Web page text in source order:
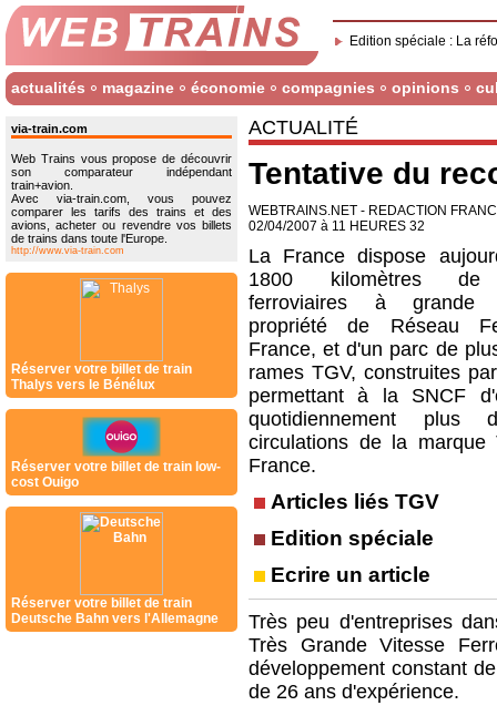
Edition spéciale : La
actualités magazine économie compagnies opinions
via-train.com
Web Trains vous propose de découvrir
son comparateur indépendant
train+avion.
Avec via-train.com, vous pouvez
comparer les tarifs des trains et des
avions, acheter ou revendre vos billets
de trains dans toute l'Europe.
http://www.via-train.com
Réserver votre billet de train
Thalys vers le Bénélux
Réserver votre billet de train low-
cost Ouigo
Réserver votre billet de train
Deutsche Bahn vers l'Allemagne
ACTUALITÉ
Tentative du
WEBTRAINS.NET - REDACTION
02/04/2007 à 11 HEURES 32
La France dispose
1800 kilomètres de
ferroviaires à grande
propriété de Réseau
France, et d'un parc de
rames TGV, construites
permettant à la SNCF
quotidiennement plus
circulations de la marque
France.
Articles liés TGV
Edition spéciale
Ecrire un article
Très peu d'entreprises
Très Grande Vitesse
développement constant
de 26 ans d'expérience.